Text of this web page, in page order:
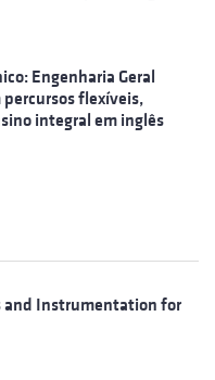
Engenharia Geral
percursos flexíveis,
integral em inglês
and Instrumentation for